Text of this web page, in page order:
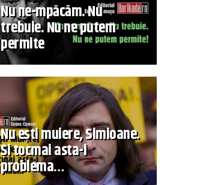
Nu ne-mpăcăm. Nu
trebuie. Nu ne putem
permite
Nu ești muiere, Simioane.
Și tocmai asta-i
problema…